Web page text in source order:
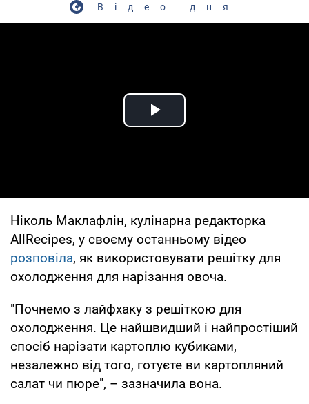
Відео дня
Play Video
Ніколь Маклафлін, кулінарна редакторка
AllRecipes, у своєму останньому відео
розповіла, як використовувати решітку для
охолодження для нарізання овоча.
"Почнемо з лайфхаку з решіткою для
охолодження. Це найшвидший і найпростіший
спосіб нарізати картоплю кубиками,
незалежно від того, готуєте ви картопляний
салат чи пюре", – зазначила вона.